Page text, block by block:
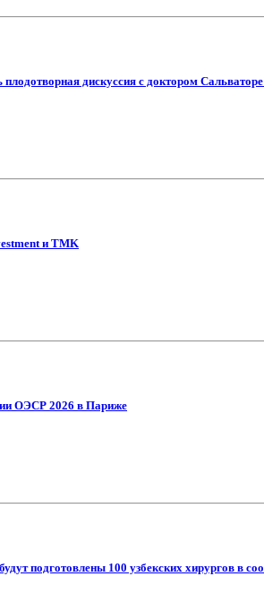
дискуссия с доктором
и TMK
ОЭСР 2026 в Париже
подготовлены 100 узбекских хирургов в